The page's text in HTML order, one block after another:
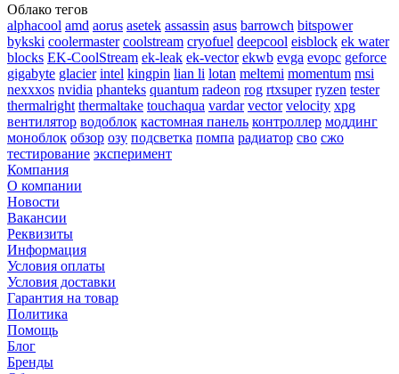
Облако тегов
alphacool amd aorus asetek assassin asus barrowch bitspower
bykski coolermaster coolstream cryofuel deepcool eisblock ek water
blocks EK-CoolStream ek-leak ek-vector ekwb evga evopc geforce
gigabyte glacier intel kingpin lian li lotan meltemi momentum msi
nexxxos nvidia phanteks quantum radeon rog rtxsuper ryzen tester
thermalright thermaltake touchaqua vardar vector velocity xpg
вентилятор водоблок кастомная панель контроллер моддинг
моноблок обзор озу подсветка помпа радиатор сво сжо
тестирование эксперимент
Компания
О компании
Новости
Вакансии
Реквизиты
Информация
Условия оплаты
Условия доставки
Гарантия на товар
Политика
Помощь
Блог
Бренды